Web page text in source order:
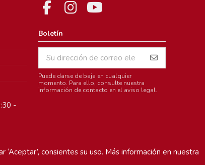
-
Boletín
Puede darse de baja en cualquier
momento. Para ello, consulte nuestra
información de contacto en el aviso legal.
consientes su uso. Más información en nuestra